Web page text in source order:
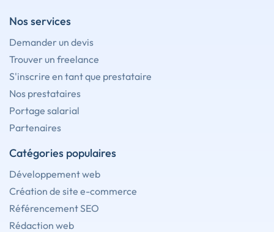
Nos services
Demander un devis
Trouver un freelance
S'inscrire en tant que prestataire
Nos prestataires
Portage salarial
Partenaires
Catégories populaires
Développement web
Création de site e-commerce
Référencement SEO
Rédaction web